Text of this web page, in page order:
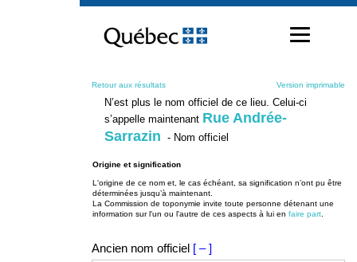
contenu
Retour aux résultats Version imprimable
N’est plus le nom officiel de ce lieu. Celui-ci
s’appelle maintenant Rue Andrée-
Sarrazin - Nom officiel
Origine et signification
L'origine de ce nom et, le cas échéant, sa signification n’ont pu être
déterminées jusqu’à maintenant.
La Commission de toponymie invite toute personne détenant une
information sur l'un ou l'autre de ces aspects à lui en faire part
Ancien nom officiel [ – ]